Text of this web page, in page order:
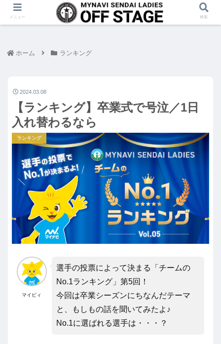
ホーム ランキング
【ランキング】卒業式で号泣／1日
入れ替わるなら
ランキング
2024.03.08
マイビィ
選手の投票によって決まる「チームの
No.1ランキング」第5回！
今回は卒業シーズンにちなんだテーマ
と、もしもの話を聞いてみたよ♪
No.1に選ばれる選手は・・・？
メニュー 検索